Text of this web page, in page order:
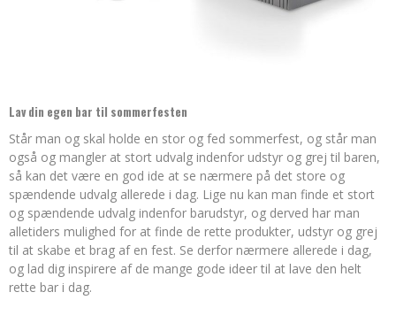
Lav din egen bar til sommerfesten
Står man og skal holde en stor og fed sommerfest, og står man
også og mangler at stort udvalg indenfor udstyr og grej til baren,
så kan det være en god ide at se nærmere på det store og
spændende udvalg allerede i dag. Lige nu kan man finde et stort
og spændende udvalg indenfor barudstyr, og derved har man
alletiders mulighed for at finde de rette produkter, udstyr og grej
til at skabe et brag af en fest. Se derfor nærmere allerede i dag,
og lad dig inspirere af de mange gode ideer til at lave den helt
rette bar i dag.